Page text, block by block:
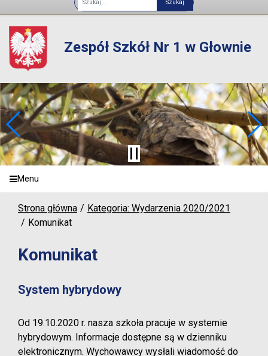
Fraza
Zespół Szkół Nr 1 w Głownie
Menu
Strona główna
Kategoria: Wydarzenia 2020/2021
Komunikat
Komunikat
System hybrydowy
Od 19.10.2020 r. nasza szkoła pracuje w systemie
hybrydowym. Informacje dostępne są w dzienniku
elektronicznym. Wychowawcy wysłali wiadomość do